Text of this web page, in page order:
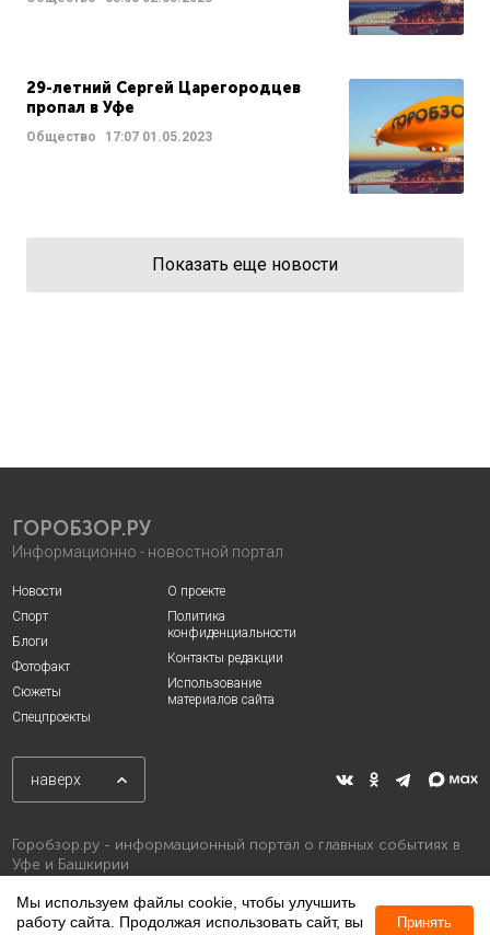
29-летний Сергей Царегородцев
пропал в Уфе
Общество 17:07 01.05.2023
Показать еще новости
ГОРОБЗОР.РУ
Информационно - новостной портал
Новости
Спорт
Блоги
Фотофакт
Сюжеты
Спецпроекты
О проекте
Политика
конфиденциальности
Контакты редакции
Использование
материалов сайта
наверх
Горобзор.ру - информационный портал о главных событиях в
Уфе и Башкирии
Мы используем файлы cookie, чтобы улучшить
работу сайта. Продолжая использовать сайт, вы
Принять